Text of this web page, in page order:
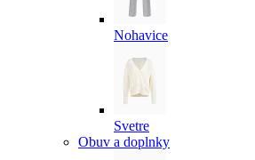
Nohavice
Svetre
Obuv a doplnky